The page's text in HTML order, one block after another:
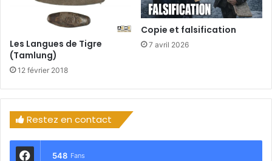
Les Langues de Tigre
(Tamlung)
12 février 2018
Copie et falsification
7 avril 2026
Restez en contact
548 Fans